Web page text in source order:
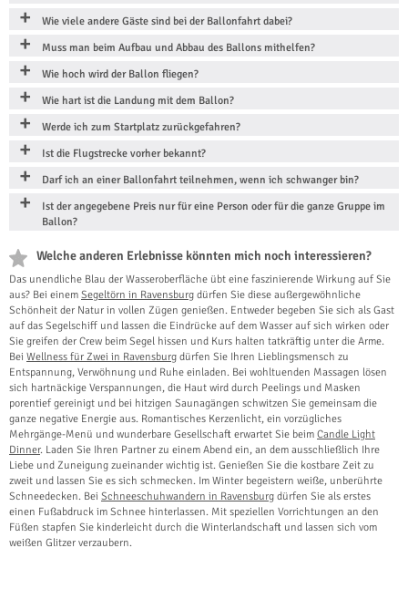
Wie viele andere Gäste sind bei der Ballonfahrt dabei?
Muss man beim Aufbau und Abbau des Ballons mithelfen?
Wie hoch wird der Ballon fliegen?
Wie hart ist die Landung mit dem Ballon?
Werde ich zum Startplatz zurückgefahren?
Ist die Flugstrecke vorher bekannt?
Darf ich an einer Ballonfahrt teilnehmen, wenn ich schwanger bin?
Ist der angegebene Preis nur für eine Person oder für die ganze Gruppe im
Ballon?
Welche anderen Erlebnisse könnten mich noch interessieren?
Das unendliche Blau der Wasseroberfläche übt eine faszinierende Wirkung auf Sie
aus? Bei einem Segeltörn in Ravensburg dürfen Sie diese außergewöhnliche
Schönheit der Natur in vollen Zügen genießen. Entweder begeben Sie sich als Gast
auf das Segelschiff und lassen die Eindrücke auf dem Wasser auf sich wirken oder
Sie greifen der Crew beim Segel hissen und Kurs halten tatkräftig unter die Arme.
Bei Wellness für Zwei in Ravensburg dürfen Sie Ihren Lieblingsmensch zu
Entspannung, Verwöhnung und Ruhe einladen. Bei wohltuenden Massagen lösen
sich hartnäckige Verspannungen, die Haut wird durch Peelings und Masken
porentief gereinigt und bei hitzigen Saunagängen schwitzen Sie gemeinsam die
ganze negative Energie aus. Romantisches Kerzenlicht, ein vorzügliches
Mehrgänge-Menü und wunderbare Gesellschaft erwartet Sie beim Candle Light
Dinner. Laden Sie Ihren Partner zu einem Abend ein, an dem ausschließlich Ihre
Liebe und Zuneigung zueinander wichtig ist. Genießen Sie die kostbare Zeit zu
zweit und lassen Sie es sich schmecken. Im Winter begeistern weiße, unberührte
Schneedecken. Bei Schneeschuhwandern in Ravensburg dürfen Sie als erstes
einen Fußabdruck im Schnee hinterlassen. Mit speziellen Vorrichtungen an den
Füßen stapfen Sie kinderleicht durch die Winterlandschaft und lassen sich vom
weißen Glitzer verzaubern.